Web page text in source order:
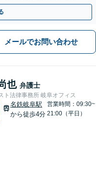
メールでお問い合わせ
也 弁護士
ト法律事務所 岐阜オフィス
名鉄岐阜駅
から徒歩4分
営業時間：09:30~
21:00（平日）